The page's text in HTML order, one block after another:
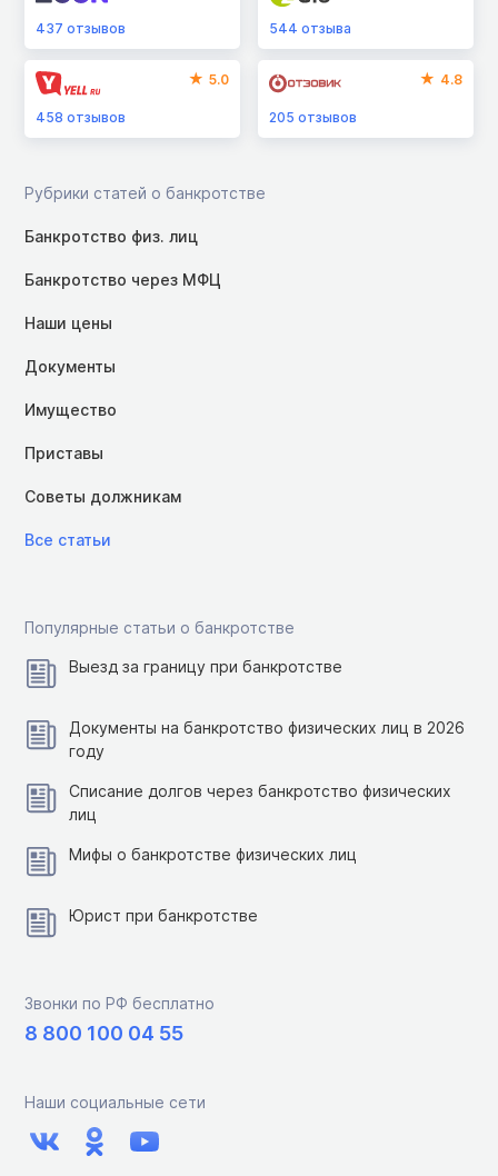
437 отзывов 544отзыва
5.0
458 отзывов
4.8
205отзывов
Рубрики статей о банкротстве
Банкротство физ. лиц
Банкротство через МФЦ
Наши цены
Документы
Имущество
Приставы
Советы должникам
Все статьи
Популярные статьи о банкротстве
Выезд за границу при банкротстве
Документы на банкротство физических лиц в 2026
году
Списание долгов через банкротство физических
лиц
Мифы о банкротстве физических лиц
Юрист при банкротстве
Звонки по РФ бесплатно
8 800 100 04 55
Наши социальные сети